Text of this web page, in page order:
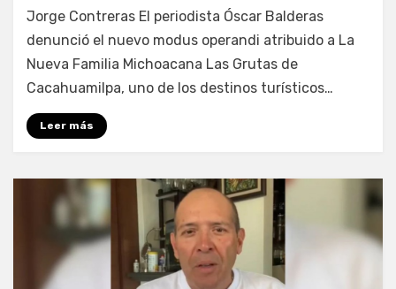
Fernando Miranda Servín
Jorge Contreras El periodista Óscar Balderas
denunció el nuevo modus operandi atribuido a La
Nueva Familia Michoacana Las Grutas de
Cacahuamilpa, uno de los destinos turísticos…
Leer más